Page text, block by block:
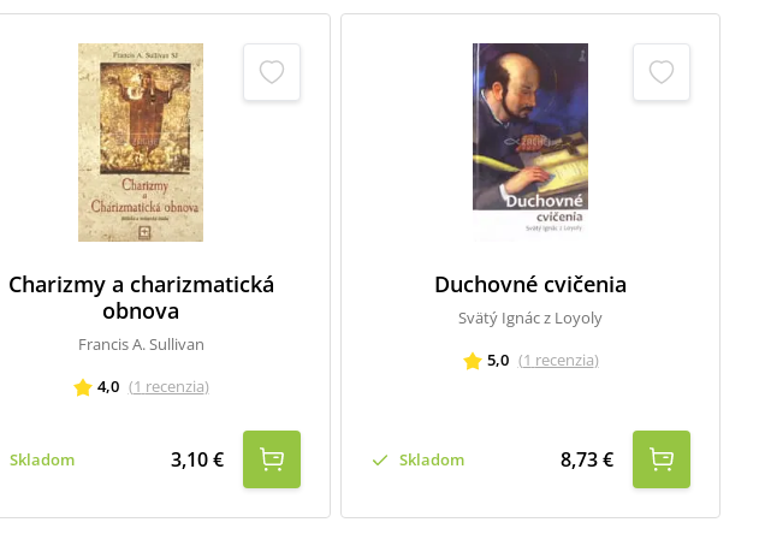
Charizmy a charizmatická
obnova
Francis A. Sullivan
4,0 (1 recenzia)
Skladom 3,10 €
Duchovné cvičenia
Svätý Ignác z Loyoly
5,0 (1 recenzia)
Skladom 8,73 €